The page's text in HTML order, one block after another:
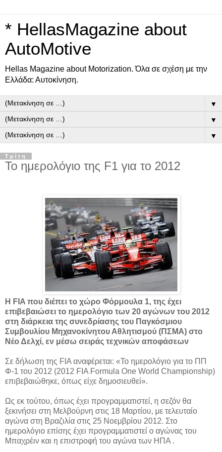
* HellasMagazine about
AutoMotive
Ηellas Μagazine about Motorization. Όλα σε σχέση με την
Ελλάδα: Αυτοκίνηση.
▼
▼
▼
Τρίτη
Το ημερολόγιο της F1 για το 2012
H FIA που διέπει το χώρο Φόρμουλα 1, της έχει
επιβεβαιώσει το ημερολόγιο των 20 αγώνων του 2012
στη διάρκεια της συνεδρίασης του Παγκόσμιου
Συμβουλίου Μηχανοκίνητου Αθλητισμού (ΠΣΜΑ) στο
Νέο Δελχί, εν μέσω σειράς τεχνικών αποφάσεων
Σε δήλωση της FIA αναφέρεται: «Το ημερολόγιο για το ΠΠ
Φ-1 του 2012 (2012 FIA Formula One World Championship)
επιβεβαιώθηκε, όπως είχε δημοσιευθεί».
Ως εκ τούτου, όπως έχει προγραμματιστεί, η σεζόν θα
ξεκινήσει στη Μελβούρνη στις 18 Μαρτίου, με τελευταίο
αγώνα στη Βραζιλία στις 25 Νοεμβρίου 2012. Στο
ημερολόγιο επίσης έχει προγραμματιστεί ο αγώνας του
Μπαχρέιν και η επιστροφή του αγώνα των ΗΠΑ .